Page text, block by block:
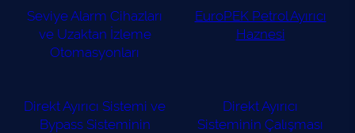
Seviye Alarm Cihazları
ve Uzaktan İzleme
Otomasyonları
EuroPEK Petrol Ayırıcı
Haznesi
Direkt Ayırıcı Sistemi ve
Bypass Sisteminin
Direkt Ayırıcı
Sisteminin Çalışması